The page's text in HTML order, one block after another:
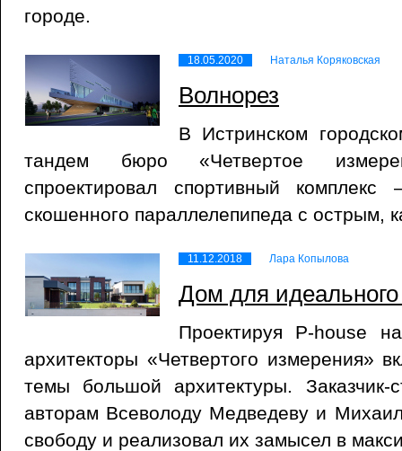
городе.
18.05.2020 Наталья Коряковская
Волнорез
В Истринском
тандем бюро «Четвертое
спроектировал спортивный
скошенного параллелепипеда с острым,
11.12.2018 Лара Копылова
Дом для идеального
Проектируя P-house
архитекторы «Четвертого измерения»
темы большой архитектуры. Заказчик-
авторам Всеволоду Медведеву и
свободу и реализовал их замысел в